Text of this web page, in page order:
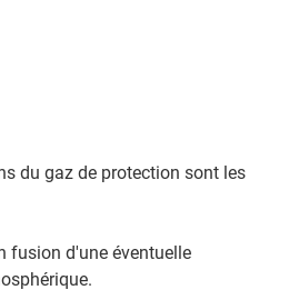
du gaz de protection sont les
fusion d'une éventuelle